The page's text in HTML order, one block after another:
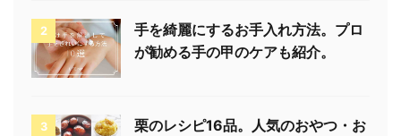
2
手を綺麗にするお手入れ方法。プロ
が勧める手の甲のケアも紹介。
3
栗のレシピ16品。人気のおやつ・お